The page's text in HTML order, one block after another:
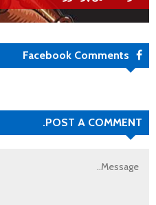
Facebook Comments
POST A COMMENT.